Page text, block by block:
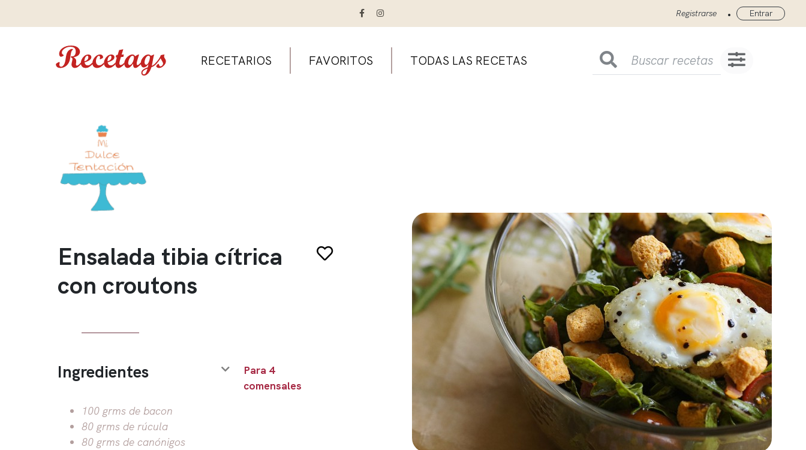
Registrarse • Entrar
RECETARIOS FAVORITOS TODAS LAS RECETAS
Ensalada tibia cítrica
con croutons
Ingredientes
Para 4
comensales
100 grms de bacon
80 grms de rúcula
80 grms de canónigos